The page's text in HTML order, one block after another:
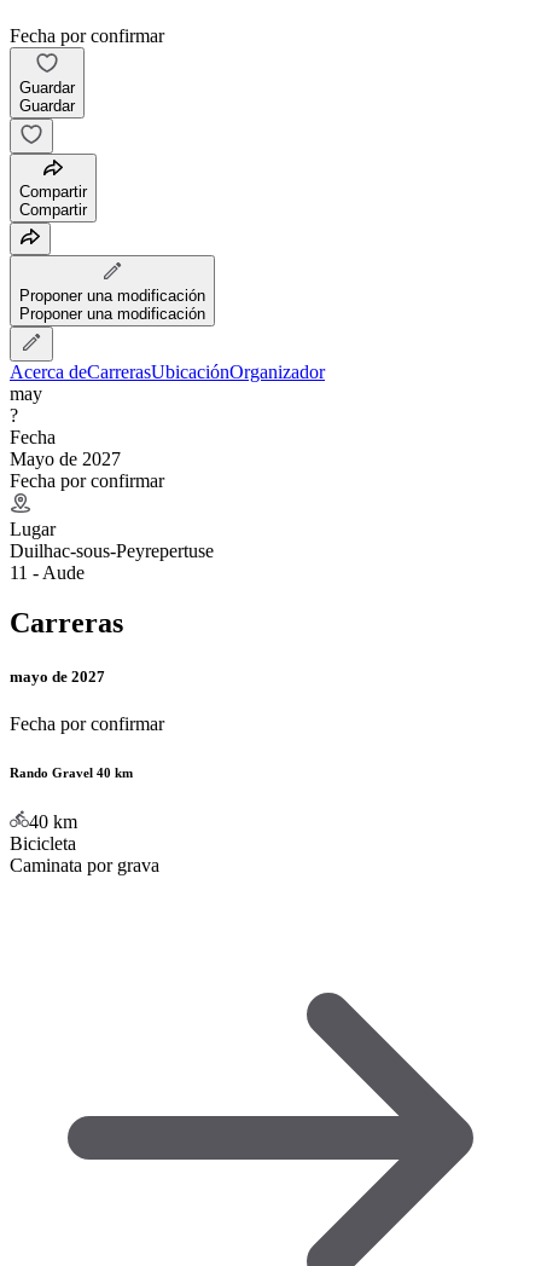
Fecha por confirmar
Guardar
Guardar
Compartir
Compartir
Proponer una modificación
Proponer una modificación
Acerca deCarrerasUbicaciónOrganizador
may
?
Fecha
Mayo de 2027
Fecha por confirmar
Lugar
Duilhac-sous-Peyrepertuse
11 - Aude
Carreras
mayo de 2027
Fecha por confirmar
Rando Gravel 40 km
40 km
Bicicleta
Caminata por grava